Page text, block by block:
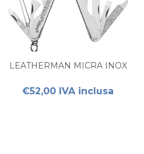
LEATHERMAN MICRA INOX
€52,00 IVA inclusa